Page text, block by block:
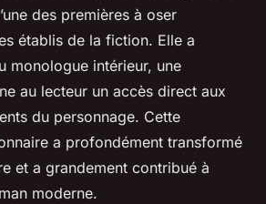
des premières à oser
établis de la fiction. Elle a
monologue intérieur, une
au lecteur un accès direct aux
du personnage. Cette
a profondément transformé
et a grandement contribué à
moderne.